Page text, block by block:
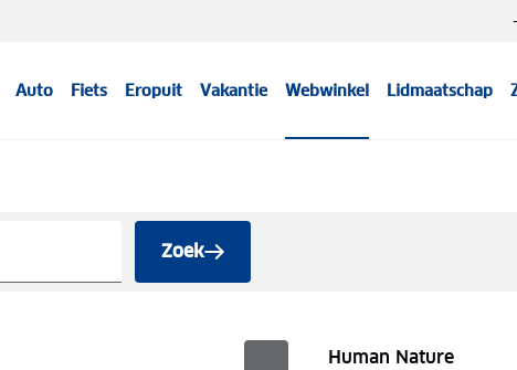
Auto Fiets Eropuit Vakantie Webwinkel Lidmaatschap
Zoek
Human Nature